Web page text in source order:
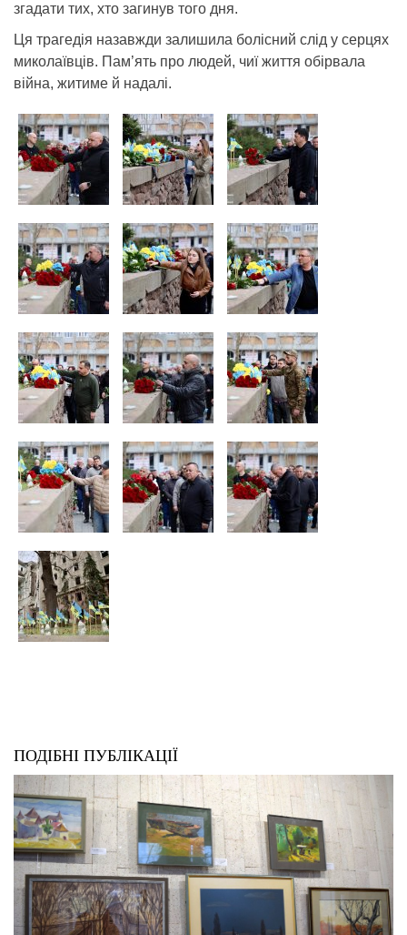
згадати тих, хто загинув того дня.
Ця трагедія назавжди залишила болісний слід у серцях
миколаївців. Пам’ять про людей, чиї життя обірвала
війна, житиме й надалі.
ПОДІБНІ ПУБЛІКАЦІЇ